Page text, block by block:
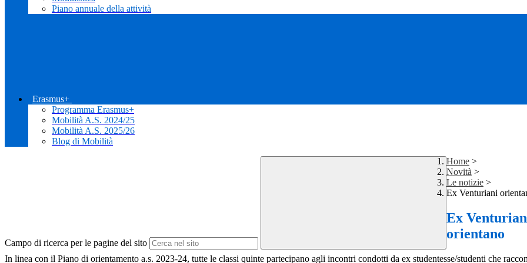
Piano annuale della attività
Erasmus+
Programma Erasmus+
Mobilità A.S. 2024/25
Mobilità A.S. 2025/26
Blog di Mobilità
Campo di ricerca per le pagine del sito
Home >
Novità >
Le notizie >
Ex Venturiani
Ex
orientano
In linea con il Piano di orientamento a.s. 2023-24, tutte le classi quinte partecipano agli incontri condotti da ex studentesse/studenti che